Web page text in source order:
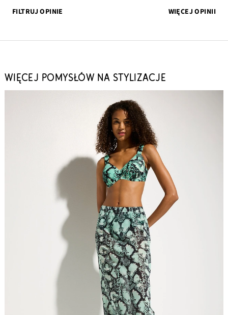
FILTRUJ OPINIE
WIĘCEJ OPINII
WIĘCEJ POMYSŁÓW NA STYLIZACJE